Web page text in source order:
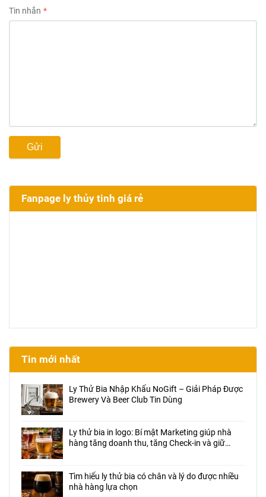
Tin nhắn
Gửi
Fanpage ly thủy tinh giá rẻ
Tin mới nhất
Ly Thử Bia Nhập Khẩu NoGift – Giải Pháp Được
Brewery Và Beer Club Tin Dùng
Ly thử bia in logo: Bí mật Marketing giúp nhà
hàng tăng doanh thu, tăng Check-in và giữ
Tìm hiểu ly thử bia có chân và lý do được nhiều
nhà hàng lựa chọn